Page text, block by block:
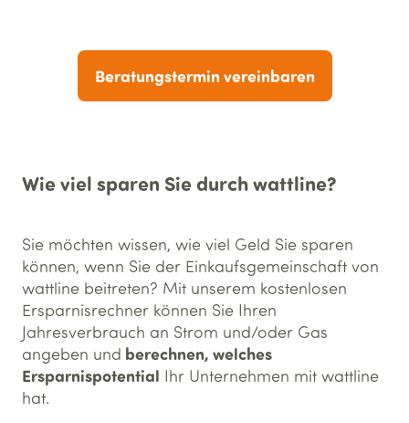
Beratungstermin vereinbaren
Wie viel sparen Sie durch wattline?
Sie möchten wissen, wie viel Geld Sie sparen
können, wenn Sie der Einkaufsgemeinschaft von
wattline beitreten? Mit unserem kostenlosen
Ersparnisrechner können Sie Ihren
Jahresverbrauch an Strom und/oder Gas
angeben und berechnen, welches
Ersparnispotential Ihr Unternehmen mit wattline
hat.